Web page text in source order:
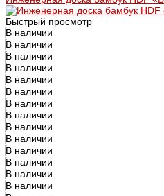
Быстрый просмотр
В наличии
В наличии
В наличии
В наличии
В наличии
В наличии
В наличии
В наличии
В наличии
В наличии
В наличии
В наличии
В наличии
В наличии